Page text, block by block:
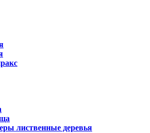
лиственные деревья